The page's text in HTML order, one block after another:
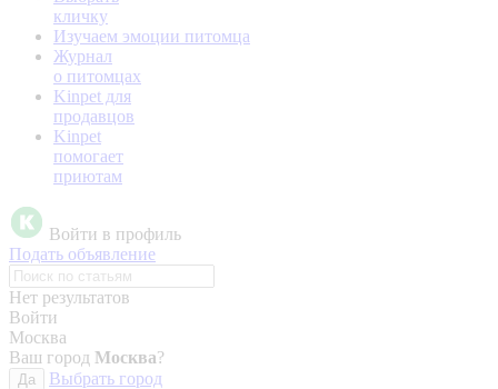
кличку
Изучаем эмоции питомца
Журнал
о питомцах
Kinpet для
продавцов
Kinpet
помогает
приютам
Войти в профиль
Подать объявление
Нет результатов
Войти
Москва
Ваш город Москва?
Да
Выбрать город